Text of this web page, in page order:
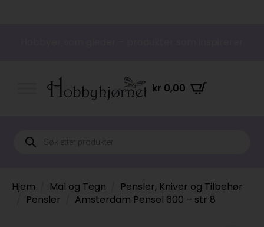
kr 0,00
Products
search
Hjem Mal og Tegn
Pensler, Kniver og Tilbehør
Pensler
Amsterdam Pensel 600 – str 8